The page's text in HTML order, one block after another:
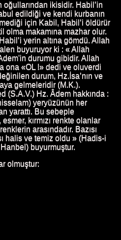
ikisidir. Habil’in
edildiği ve kendi kurbanın
için Kabil, Habil’i öldürür
olma makamına mazhar olur.
yerin altına gömdü. Allah
buyuruyor ki : « Allah
durumu gibidir. Allah
ona «OL !» dedi ve oluverdi
durum, Hz.İsa’nın ve
gelmeleridir (M.K.).
(S.A.V.) Hz. Âdem hakkında :
yeryüzünün her
yarattı. Bu sebeple
kırmızı renkte olanlar
arasındadır. Bazısı
halis ve temiz oldu » (Hadis-i
buyurmuştur.
olmuştur: